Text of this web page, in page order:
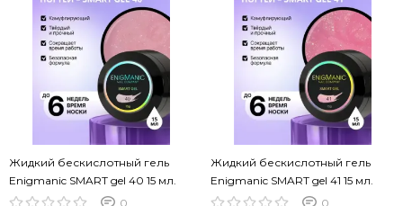
Жидкий бескислотный гель
Enigmanic SMART gel 40 15 мл.
0
Жидкий бескислотный гель
Enigmanic SMART gel 41 15 мл.
0